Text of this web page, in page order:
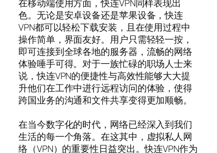
在移动端使用方面，快连VPN同样表现出
色。无论是安卓设备还是苹果设备，快连
VPN都可以轻松下载安装，且在使用过程中
操作简单，界面友好。用户只需轻轻一按，
即可连接到全球各地的服务器，流畅的网络
体验唾手可得。对于一族忙碌的职场人士来
说，快连VPN的便捷性与高效性能够大大提
升他们在工作中进行远程访问的体验，使得
跨国业务的沟通和文件共享变得更加顺畅。
在当今数字化的时代，网络已经深入到我们
生活的每一个角落。在这其中，虚拟私人网
络（VPN）的重要性日益突出。快连VPN作为